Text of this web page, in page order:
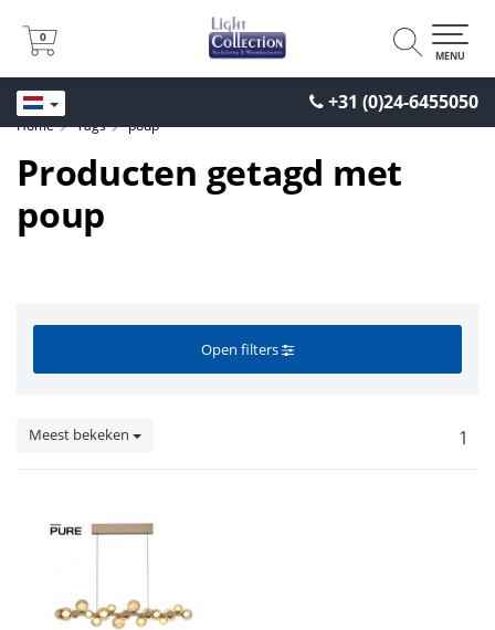
+31 (0)24-6455050
0
0
MENU
Home Tags poup
Producten getagd met
poup
Open filters
Meest bekeken 1